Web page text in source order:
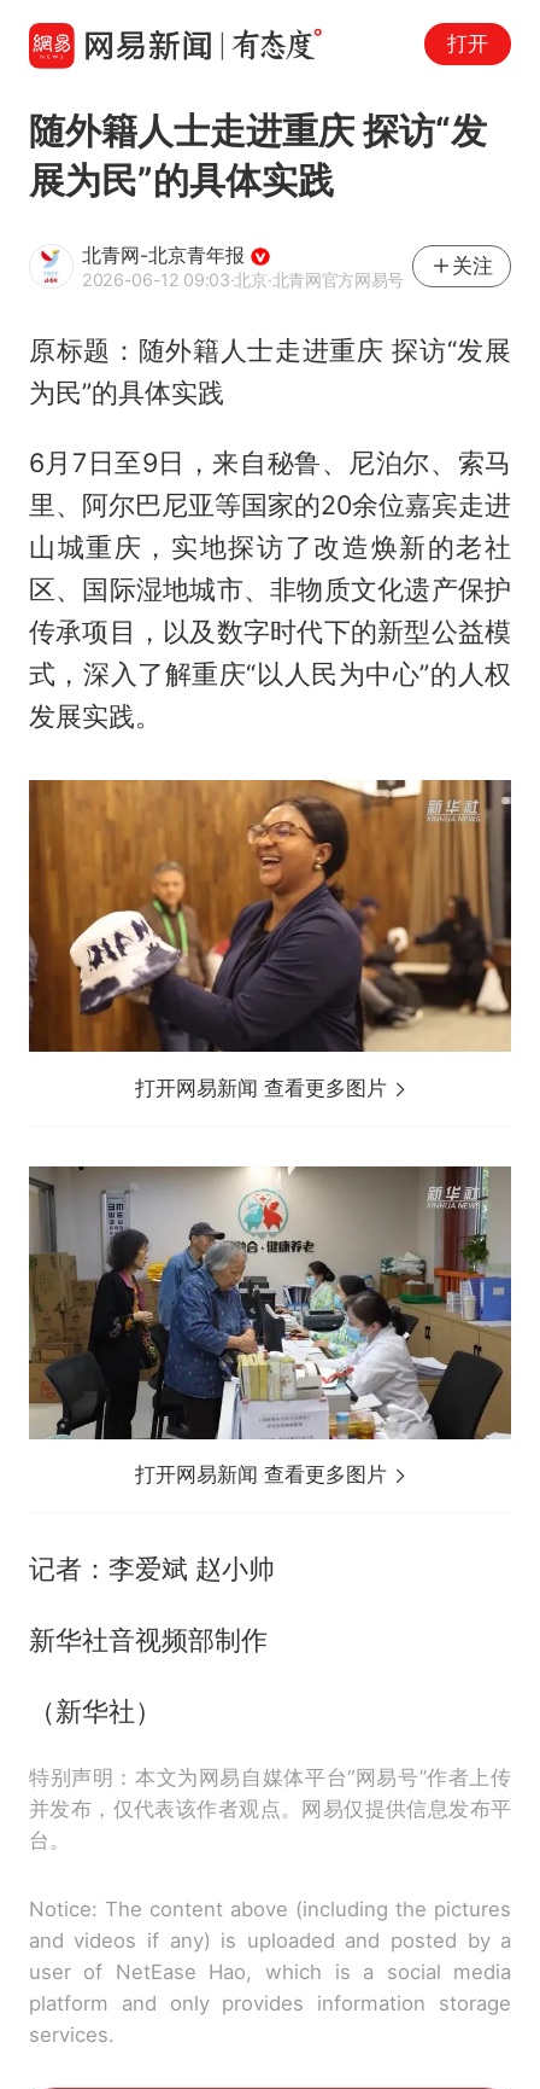
打开
随外籍人士走进重庆 探访“发
展为民”的具体实践
北青网-北京青年报
2026-06-12 09:03·北京·北青网官方网易号
关注
原标题：随外籍人士走进重庆 探访“发展
为民”的具体实践
6月7日至9日，来自秘鲁、尼泊尔、索马
里、阿尔巴尼亚等国家的20余位嘉宾走进
山城重庆，实地探访了改造焕新的老社
区、国际湿地城市、非物质文化遗产保护
传承项目，以及数字时代下的新型公益模
式，深入了解重庆“以人民为中心”的人权
发展实践。
打开网易新闻 查看更多图片
打开网易新闻 查看更多图片
记者：李爱斌 赵小帅
新华社音视频部制作
（新华社）
特别声明：本文为网易自媒体平台“网易号”作者上传
并发布，仅代表该作者观点。网易仅提供信息发布平
台。
Notice: The content above (including the pictures
and videos if any) is uploaded and posted by a
user of NetEase Hao, which is a social media
platform and only provides information storage
services.